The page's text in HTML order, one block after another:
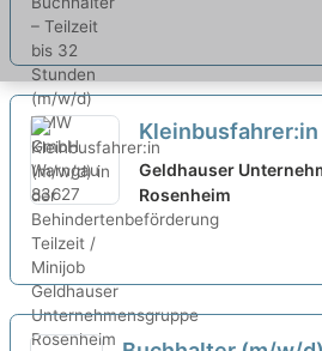
Minijob neu
Geldhauser
Rosenheim